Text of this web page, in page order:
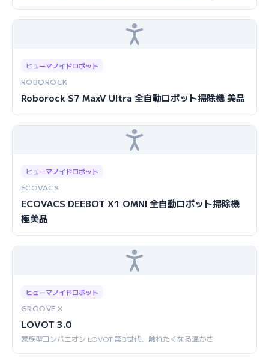
ヒューマノイドロボット
ROBOROCK
Roborock S7 MaxV Ultra 全自動ロボット掃除機 美品
ヒューマノイドロボット
ECOVACS
ECOVACS DEEBOT X1 OMNI 全自動ロボット掃除機
極美品
ヒューマノイドロボット
GROOVE X
LOVOT 3.0
家族型コンパニオン LOVOT 第3世代、触れたくなる温かさ